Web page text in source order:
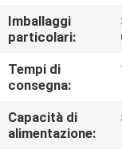
DELLA
QUALITÀ
Imballaggi
particolari:
Tempi di
consegna:
Capacità di
alimentazione: